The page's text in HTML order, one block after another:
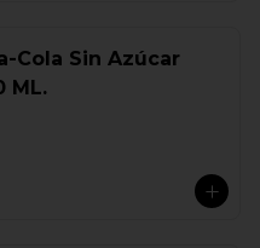
Cola Sin Azúcar
ML.